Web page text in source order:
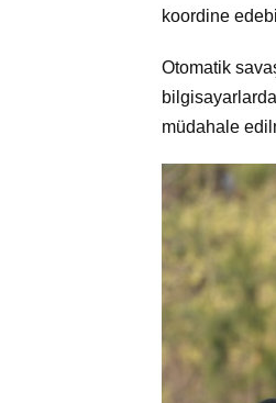
koordine
Otomatik
müdahale